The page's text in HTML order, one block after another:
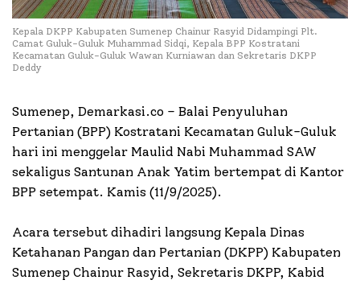
Kepala DKPP Kabupaten Sumenep Chainur Rasyid Didampingi Plt.
Camat Guluk-Guluk Muhammad Sidqi, Kepala BPP Kostratani
Kecamatan Guluk-Guluk Wawan Kurniawan dan Sekretaris DKPP
Deddy
Sumenep, Demarkasi.co – Balai Penyuluhan
Pertanian (BPP) Kostratani Kecamatan Guluk-Guluk
hari ini menggelar Maulid Nabi Muhammad SAW
sekaligus Santunan Anak Yatim bertempat di Kantor
BPP setempat. Kamis (11/9/2025).
Acara tersebut dihadiri langsung Kepala Dinas
Ketahanan Pangan dan Pertanian (DKPP) Kabupaten
Sumenep Chainur Rasyid, Sekretaris DKPP, Kabid